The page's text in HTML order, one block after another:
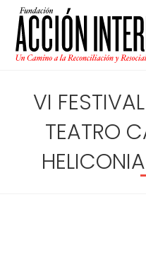
contenido
VI
TEATRO